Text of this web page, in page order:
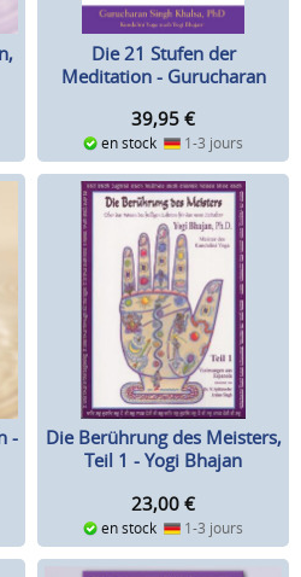
Die 21 Stufen der
Meditation - Gurucharan
39,95 €
en stock 1-3 jours
-
Die Berührung des Meisters,
Teil 1 - Yogi Bhajan
23,00 €
en stock 1-3 jours